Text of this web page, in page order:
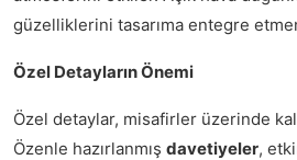
güzelliklerini tasarıma entegre
Özel Detayların Önemi
Özel detaylar, misafirler üzerinde
Özenle hazırlanmış davetiyeler,